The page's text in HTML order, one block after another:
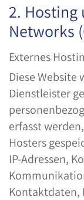
2. Hosting
Networks
Externes
Diese Website
Dienstleister
erfasst
Hosters
IP-Adressen,
Kontaktdaten,